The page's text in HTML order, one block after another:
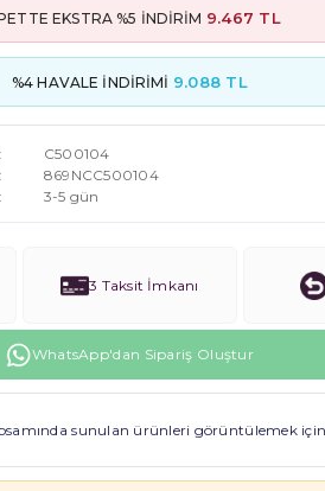
EKSTRA %5 İNDİRİM 9.467 TL
%4 HAVALE İNDİRİMİ 9.088 TL
C500104
869NCC500104
3-5 gün
3 Taksit İmkanı
WhatsApp'dan Sipariş Oluştur
sunulan ürünleri görüntülemek için